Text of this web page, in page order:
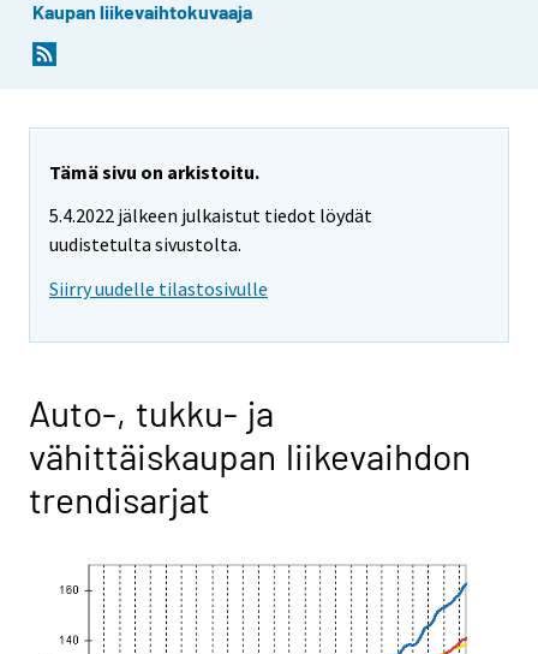
Kaupan liikevaihtokuvaaja
Tämä sivu on arkistoitu.
5.4.2022 jälkeen julkaistut tiedot löydät
uudistetulta sivustolta.
Siirry uudelle tilastosivulle
Auto-, tukku- ja
vähittäiskaupan liikevaihdon
trendisarjat